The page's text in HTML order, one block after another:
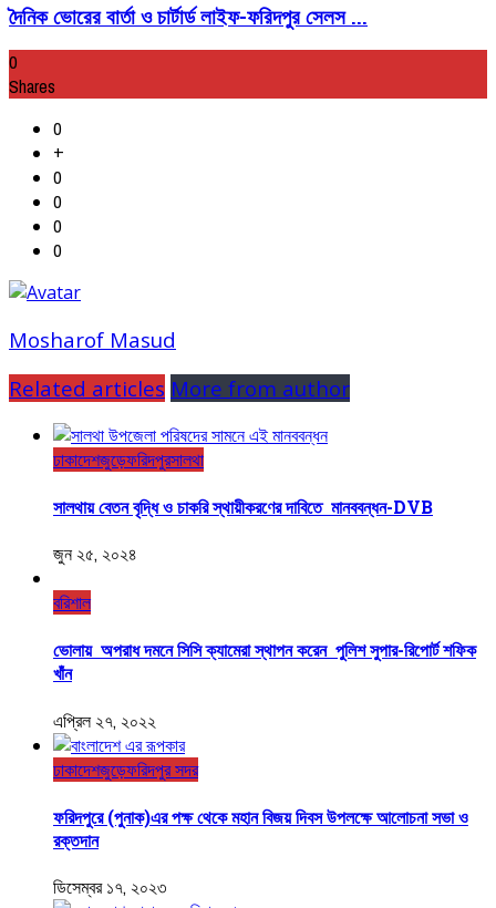
দৈনিক ভোরের বার্তা ও চার্টার্ড লাইফ-ফরিদপুর সেলস ...
0
Shares
0
+
0
0
0
0
Mosharof Masud
Related articles More from author
ঢাকাদেশজুড়েফরিদপুরসালথা
সালথায় বেতন বৃদ্ধি ও চাকরি স্থায়ীকরণের দাবিতে মানববন্ধন-DVB
জুন ২৫, ২০২৪
বরিশাল
ভোলায় অপরাধ দমনে সিসি ক্যামেরা স্থাপন করেন পুলিশ সুপার-রিপোর্ট শফিক
খাঁন
এপ্রিল ২৭, ২০২২
ঢাকাদেশজুড়েফরিদপুর সদর
ফরিদপুরে (পুনাক)এর পক্ষ থেকে মহান বিজয় দিবস উপলক্ষে আলোচনা সভা ও
রক্তদান
ডিসেম্বর ১৭, ২০২৩